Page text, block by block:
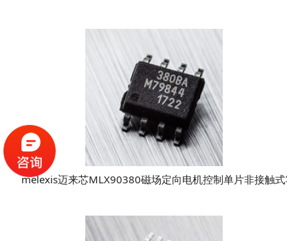
melexis迈来芯MLX90380磁场定向电机控制单片非接触式霍